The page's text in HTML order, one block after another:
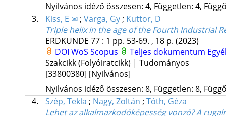
Nyilvános idéző összesen: 4, Független: 4,
3.
Kiss, E ✉; Varga, Gy; Kuttor, D
Triple helix in the age of the Fourth Industrial
ERDKUNDE 77: 1 pp. 53-69. , 18 p. (2023)
DOI WoS Scopus Teljes dokumentum
Szakcikk (Folyóiratcikk) | Tudományos
[33800380] [Nyilvános]
Nyilvános idéző összesen: 8, Független: 8,
4.
Szép, Tekla ; Nagy, Zoltán ; Tóth, Géza
Lehet az alkalmazkodóképesség vonzó? A